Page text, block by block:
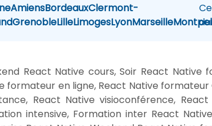
AmiensBordeauxClermont-
GrenobleLilleLimogesLyonMarseille
React Native cours, Soir React
formateur en ligne, React Native
React Native visioconférence,
intensive, Formation inter React